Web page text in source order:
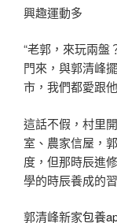
興趣運動多
“老郭，來玩兩盤
門來，與郭清峰
市，我們都愛跟
這話不假，村里
室、農家信屋，
度，但那時辰進
學的時辰養成的
郭清峰新家包養